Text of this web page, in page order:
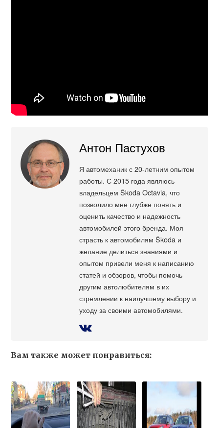
Антон Пастухов
Я автомеханик с 20-летним опытом
работы. С 2015 года являюсь
владельцем Škoda Octavia, что
позволило мне глубже понять и
оценить качество и надежность
автомобилей этого бренда. Моя
страсть к автомобилям Škoda и
желание делиться знаниями и
опытом привели меня к написанию
статей и обзоров, чтобы помочь
другим автолюбителям в их
стремлении к наилучшему выбору и
уходу за своими автомобилями.
Вам также может понравиться: